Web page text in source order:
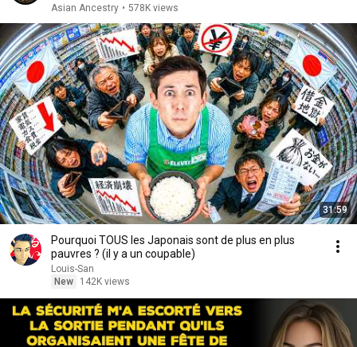
Asian Ancestry • 578K views
31:59
Pourquoi TOUS les Japonais sont de plus en plus
pauvres ? (il y a un coupable)
Louis-San
New
142K views